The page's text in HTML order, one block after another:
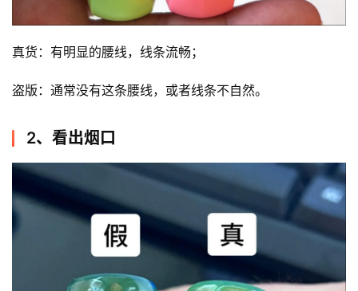
真货：有明显的腰线，线条流畅；
盗版：通常没有这条腰线，或者线条不自然。
2、看出烟口